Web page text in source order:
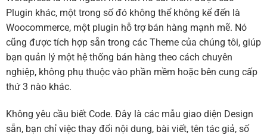
Plugin khác, một trong số đó không thể không kể đến là
Woocommerce, một plugin hỗ trợ bán hàng mạnh mẽ. Nó
cũng được tích hợp sẵn trong các Theme của chúng tôi, giúp
bạn quản lý một hệ thống bán hàng theo cách chuyên
nghiệp, không phụ thuộc vào phần mềm hoặc bên cung cấp
thứ 3 nào khác.
Không yêu cầu biết Code. Đây là các mẫu giao diện Design
sẵn, bạn chỉ việc thay đổi nội dung, bài viết, tên tác giả, số